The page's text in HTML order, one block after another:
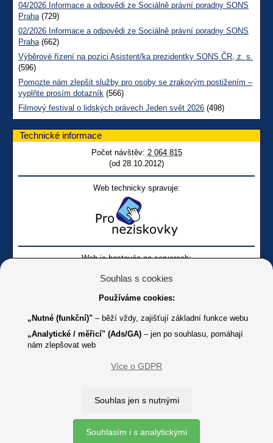
04/2026 Informace a odpovědi ze Sociálně právní poradny SONS
Praha(729)
02/2026 Informace a odpovědi ze Sociálně právní poradny SONS
Praha(662)
Výběrové řízení na pozici Asistent/ka prezidentky SONS ČR, z. s.
(596)
Pomozte nám zlepšit služby pro osoby se zrakovým postižením –
vyplňte prosím dotazník (566)
Filmový festival o lidských právech Jeden svět 2026 (498)
Technické informace
Počet návštěv: 2 064 815
(od 28.10.2012)
Web technicky spravuje:
Web je hostován na serverech:
Online
Youtube SONS
K jakémukoliv užití textů a obrázků uvedených na tomto serveru je
Copyright © 2012 - 2026 SONS ČR, z. s.
Ochrana osobních údajů (GDPR)
Souhlas s cookies
Používáme cookies:
„Nutné (funkční)" – běží vždy, zajišťují základní funkce webu
„Analytické / měřicí" (Ads/GA) – jen po souhlasu, pomáhají
nám zlepšovat web
Více o GDPR
Souhlas jen s nutnými
Souhlasím i s analytickými